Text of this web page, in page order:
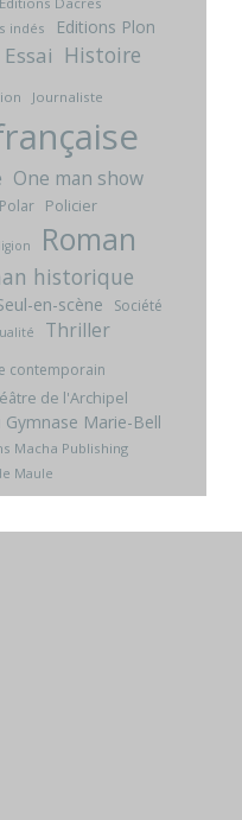
indés Editions Plon
Essai Histoire
Journaliste
One man show
Polar Policier
Roman
historique
en-scène
Société
Thriller
contemporain
de l'Archipel
Marie-Bell
Macha Publishing
Maule